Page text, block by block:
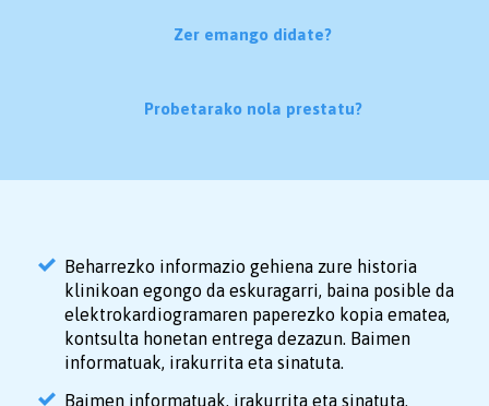
Zer emango didate?
Probetarako nola prestatu?
Beharrezko informazio gehiena zure historia
klinikoan egongo da eskuragarri, baina posible da
elektrokardiogramaren paperezko kopia ematea,
kontsulta honetan entrega dezazun. Baimen
informatuak, irakurrita eta sinatuta.
Baimen informatuak, irakurrita eta sinatuta.